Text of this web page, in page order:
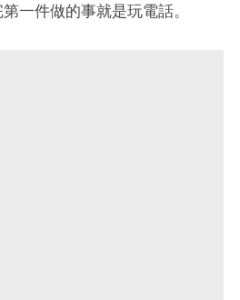
一件做的事就是玩電話。